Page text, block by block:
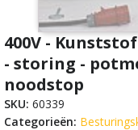
400V -
- storing -
noodstop
SKU: 60339
Categorieën: